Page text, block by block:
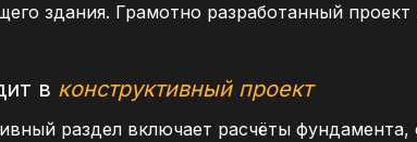
здания. Грамотно разработанный проект
в конструктивный проект
раздел включает расчёты фундамента,